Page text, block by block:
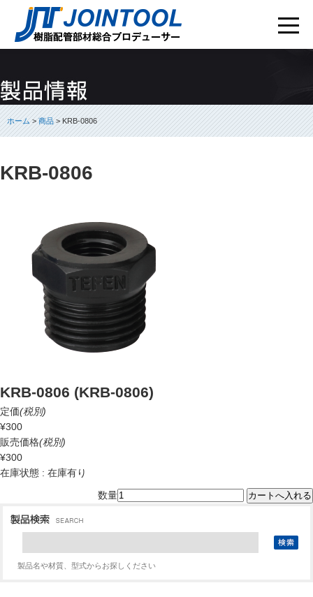
ホーム>商品> KRB-0806
KRB-0806
KRB-0806 (KRB-0806)
定価(税別)
¥300
販売価格(税別)
¥300
在庫状態 : 在庫有り
数量
製品名や材質、型式からお探しください